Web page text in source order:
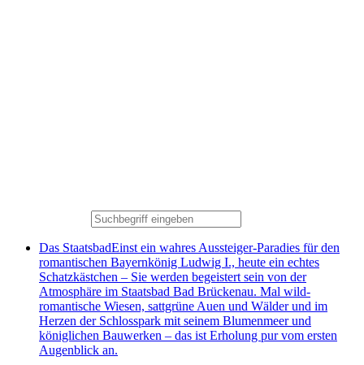
Das StaatsbadEinst ein wahres Aussteiger-Paradies für den
romantischen Bayernkönig Ludwig I., heute ein echtes
Schatzkästchen – Sie werden begeistert sein von der
Atmosphäre im Staatsbad Bad Brückenau. Mal wild-
romantische Wiesen, sattgrüne Auen und Wälder und im
Herzen der Schlosspark mit seinem Blumenmeer und
königlichen Bauwerken – das ist Erholung pur vom ersten
Augenblick an.